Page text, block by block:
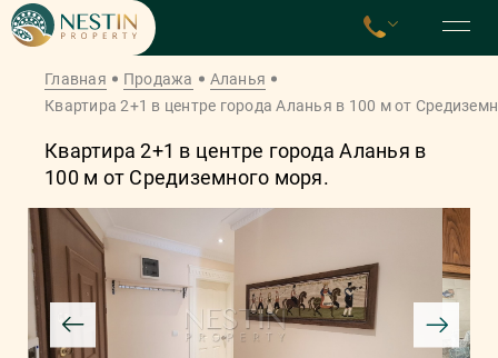
Главная Продажа
Аланья
Квартира 2+1 в центре города Аланья в 100 м от
Квартира 2+1 в центре города Аланья в
100 м от Средиземного моря.